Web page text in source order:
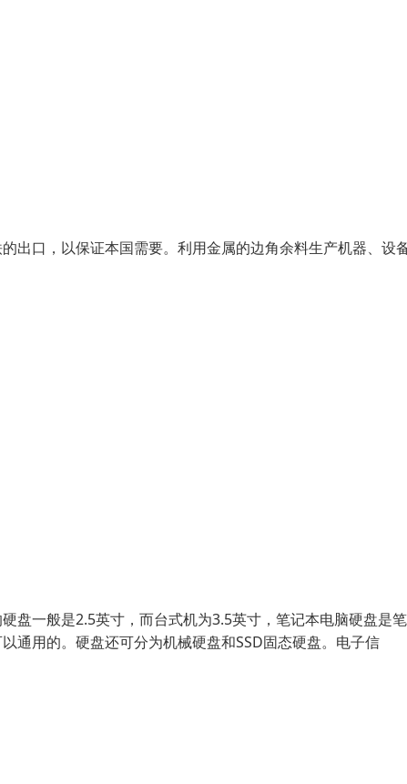
出口，以保证本国需要。利用金属的边角余料生产机器、设
盘一般是2.5英寸，而台式机为3.5英寸，笔记本电脑硬盘是
通用的。硬盘还可分为机械硬盘和SSD固态硬盘。电子信